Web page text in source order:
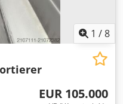
1 /8
EUR 105.000